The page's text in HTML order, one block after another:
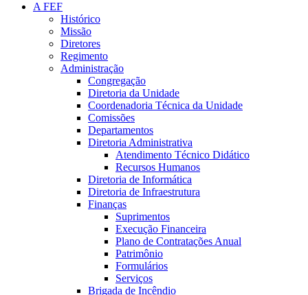
A FEF
Histórico
Missão
Diretores
Regimento
Administração
Congregação
Diretoria da Unidade
Coordenadoria Técnica da Unidade
Comissões
Departamentos
Diretoria Administrativa
Atendimento Técnico Didático
Recursos Humanos
Diretoria de Informática
Diretoria de Infraestrutura
Finanças
Suprimentos
Execução Financeira
Plano de Contratações Anual
Patrimônio
Formulários
Serviços
Brigada de Incêndio